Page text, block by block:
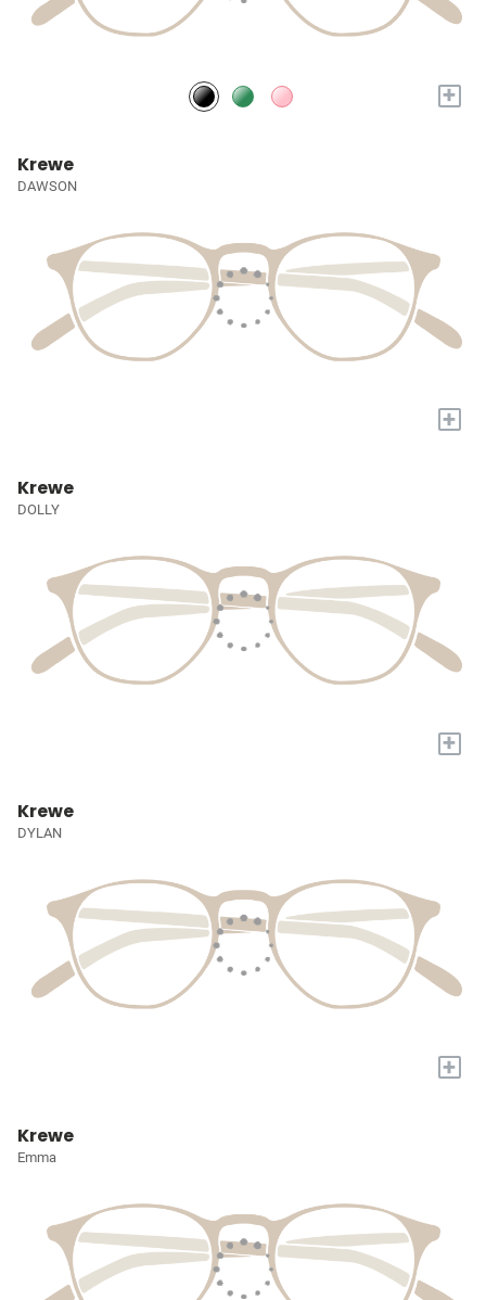
+
Krewe
DAWSON
+
Krewe
DOLLY
+
Krewe
DYLAN
+
Krewe
Emma